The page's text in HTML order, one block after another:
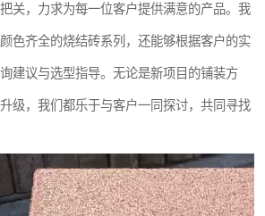
关，力求为每一位客户提供满意的产品。我
色齐全的烧结砖系列，还能够根据客户的实
建议与选型指导。无论是新项目的铺装方
级，我们都乐于与客户一同探讨，共同寻找